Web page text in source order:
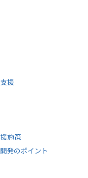
援
施策
発のポイント